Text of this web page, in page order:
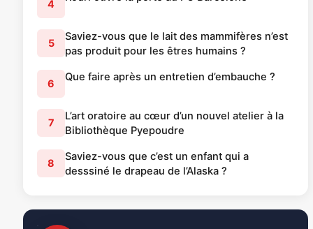
4
5
Saviez-vous que le lait des mammifères n’est
pas produit pour les êtres humains ?
6
Que faire après un entretien d’embauche ?
7
L’art oratoire au cœur d’un nouvel atelier à la
Bibliothèque Pyepoudre
8
Saviez-vous que c’est un enfant qui a
desssiné le drapeau de l’Alaska ?